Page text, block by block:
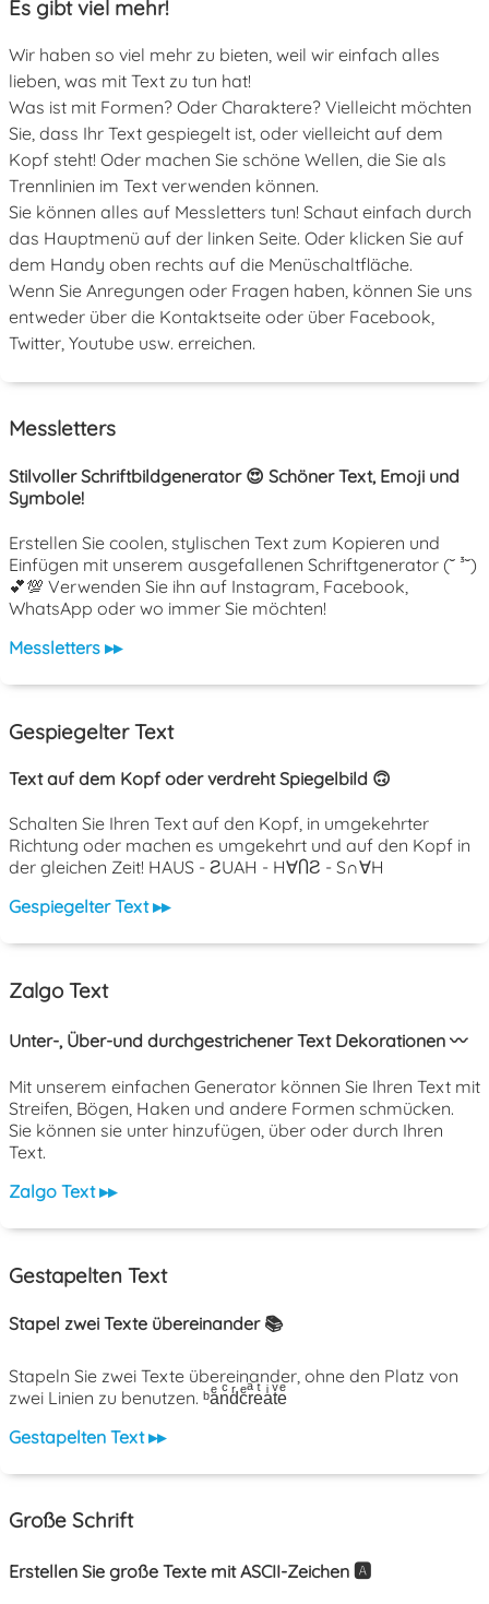
Es gibt viel mehr!
Wir haben so viel mehr zu bieten, weil wir einfach alles
lieben, was mit Text zu tun hat!
Was ist mit Formen? Oder Charaktere? Vielleicht möchten
Sie, dass Ihr Text gespiegelt ist, oder vielleicht auf dem
Kopf steht! Oder machen Sie schöne Wellen, die Sie als
Trennlinien im Text verwenden können.
Sie können alles auf Messletters tun! Schaut einfach durch
das Hauptmenü auf der linken Seite. Oder klicken Sie auf
dem Handy oben rechts auf die Menüschaltfläche.
Wenn Sie Anregungen oder Fragen haben, können Sie uns
entweder über die Kontaktseite oder über Facebook,
Twitter, Youtube usw. erreichen.
Messletters
Stilvoller Schriftbildgenerator 😍 Schöner Text, Emoji und
Symbole!
Erstellen Sie coolen, stylischen Text zum Kopieren und
Einfügen mit unserem ausgefallenen Schriftgenerator (˘ ³˘)
💕💯 Verwenden Sie ihn auf Instagram, Facebook,
WhatsApp oder wo immer Sie möchten!
Messletters ▸▸
Gespiegelter Text
Text auf dem Kopf oder verdreht Spiegelbild 🙃
Schalten Sie Ihren Text auf den Kopf, in umgekehrter
Richtung oder machen es umgekehrt und auf den Kopf in
der gleichen Zeit! HAUS - ƧUAH - H∀ႶƧ - S∩∀H
Gespiegelter Text ▸▸
Zalgo Text
Unter-, Über-und durchgestrichener Text Dekorationen 〰️
Mit unserem einfachen Generator können Sie Ihren Text mit
Streifen, Bögen, Haken und andere Formen schmücken.
Sie können sie unter hinzufügen, über oder durch Ihren
Text.
Zalgo Text ▸▸
Gestapelten Text
Stapel zwei Texte übereinander 📚
Stapeln Sie zwei Texte übereinander, ohne den Platz von
zwei Linien zu benutzen. ᵇaͤnͨdͬcͤrͣeͭaͥtͮeͤ
Gestapelten Text ▸▸
Große Schrift
Erstellen Sie große Texte mit ASCII-Zeichen 🅰️